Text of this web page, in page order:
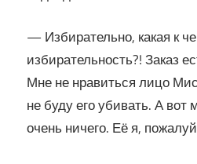
— Избирательно, какая к
избирательность?! Заказ
Мне не нравиться лицо
не буду его убивать. А
очень ничего. Её я,